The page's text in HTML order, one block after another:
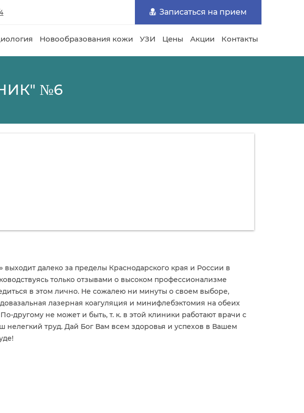
Записаться на прием
Новообразования кожи УЗИ Цены Акции Контакты
№6
далеко за пределы Краснодарского края и России в
только отзывами о высоком профессионализме
в этом лично. Не сожалею ни минуты о своем выборе,
лазерная коагуляция и минифлебэктомия на обеих
другому не может и быть, т. к. в этой клиники работают врачи с
труд. Дай Бог Вам всем здоровья и успехов в Вашем